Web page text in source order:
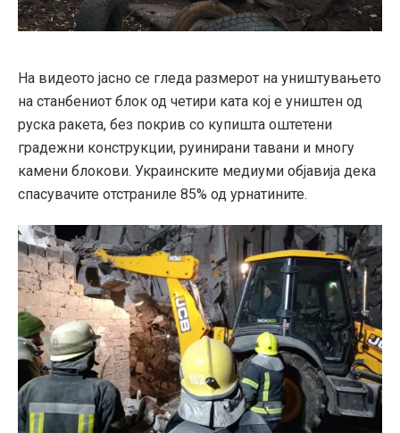
На видеото јасно се гледа размерот на уништувањето
на станбениот блок од четири ката кој е уништен од
руска ракета, без покрив со купишта оштетени
градежни конструкции, руинирани тавани и многу
камени блокови. Украинските медиуми објавија дека
спасувачите отстраниле 85% од урнатините.